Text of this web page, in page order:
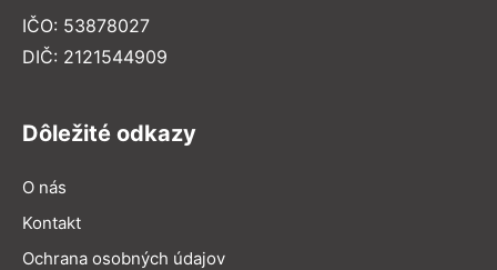
IČO: 53878027
DIČ: 2121544909
Dôležité odkazy
O nás
Kontakt
Ochrana osobných údajov